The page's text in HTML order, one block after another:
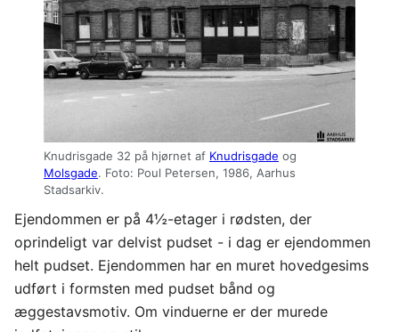
Knudrisgade 32 på hjørnet af Knudrisgade og
Molsgade. Foto: Poul Petersen, 1986, Aarhus
Stadsarkiv.
Ejendommen er på 4½-etager i rødsten, der
oprindeligt var delvist pudset - i dag er ejendommen
helt pudset. Ejendommen har en muret hovedgesims
udført i formsten med pudset bånd og
æggestavsmotiv. Om vinduerne er der murede